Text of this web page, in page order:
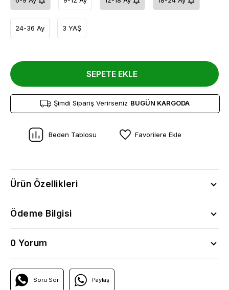
24-36 Ay 3 YAŞ
SEPETE EKLE
Şimdi Sipariş Verirseniz BUGÜN KARGODA
Beden Tablosu Favorilere Ekle
Ürün Özellikleri
Ödeme Bilgisi
0 Yorum
Soru Sor Paylaş